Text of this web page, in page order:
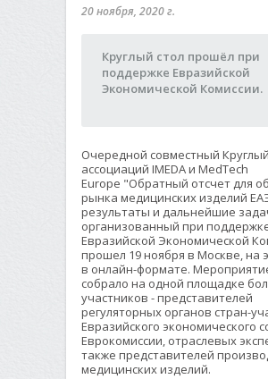
20 ноября, 2020 г.
Круглый стол прошёл при
поддержке Евразийской
Экономической Комиссии.
Очередной совместный
ассоциаций IMEDA и MedTech
Europe "Обратный отсчет для
рынка медицинских изделий
результаты и дальнейшие
организованный при
Евразийской Экономической
прошел 19 ноября в Москве, на
в онлайн-формате.
собрало на одной площадке
участников - представителей
регуляторных органов стран-
Евразийского экономического
Еврокомиссии, отраслевых
также представителей
медицинских изделий.